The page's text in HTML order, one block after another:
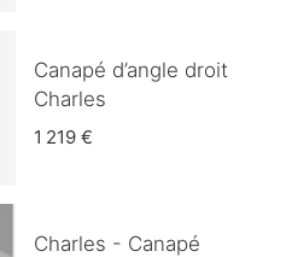
Canapé d’angle droit
Charles
1 219 €
Charles - Canapé